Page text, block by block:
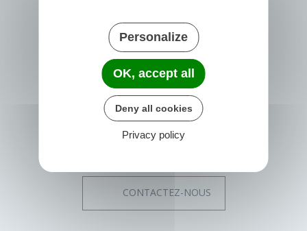
PRIGONRIEUX
1 Place du Groupe Loiseau
24130 Prigonrieux
France
05 53 61 55 55
Horaires de la mairie
08h30 - 12h30
13h30 - 17h30
CONTACTEZ-NOUS
Personalize
OK, accept all
Deny all cookies
Privacy policy